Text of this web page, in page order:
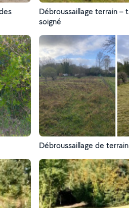
Débroussaillage terrain –
soigné
Débroussaillage de